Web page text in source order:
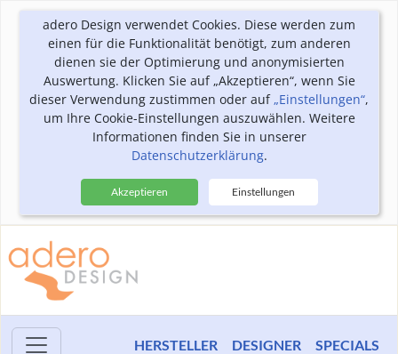
adero Design verwendet Cookies. Diese werden zum
einen für die Funktionalität benötigt, zum anderen
dienen sie der Optimierung und anonymisierten
Auswertung. Klicken Sie auf „Akzeptieren“, wenn Sie
dieser Verwendung zustimmen oder auf„Einstellungen“,
um Ihre Cookie-Einstellungen auszuwählen. Weitere
Informationen finden Sie in unserer
Datenschutzerklärung.
Akzeptieren Einstellungen
HERSTELLER DESIGNER SPECIALS